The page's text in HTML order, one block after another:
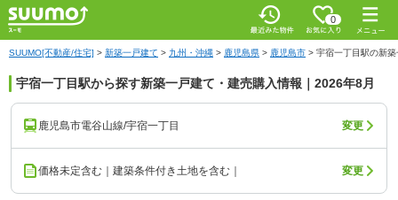
0
SUUMO[不動産/住宅] > 新築一戸建て > 九州・沖縄 > 鹿児島県 > 鹿児島市 > 宇宿一丁目駅の新
宇宿一丁目駅から探す新築一戸建て・建売購入情報｜2026年8月
鹿児島市電谷山線/宇宿一丁目 変更
価格未定含む｜建築条件付き土地を含む｜ 変更